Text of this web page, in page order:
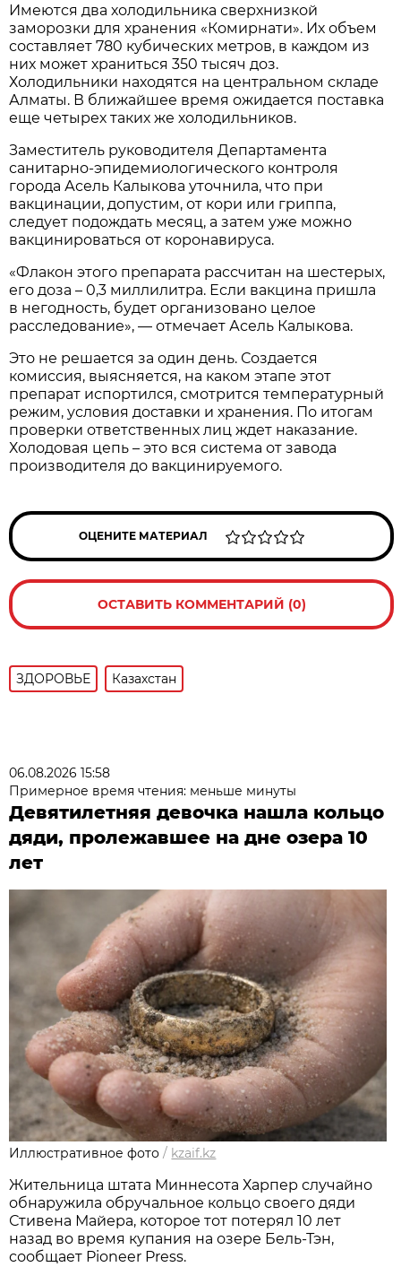
Имеются два холодильника сверхнизкой
заморозки для хранения «Комирнати». Их объем
составляет 780 кубических метров, в каждом из
них может храниться 350 тысяч доз.
Холодильники находятся на центральном складе
Алматы. В ближайшее время ожидается поставка
еще четырех таких же холодильников.
Заместитель руководителя Департамента
санитарно-эпидемиологического контроля
города Асель Калыкова уточнила, что при
вакцинации, допустим, от кори или гриппа,
следует подождать месяц, а затем уже можно
вакцинироваться от коронавируса.
«Флакон этого препарата рассчитан на шестерых,
его доза – 0,3 миллилитра. Если вакцина пришла
в негодность, будет организовано целое
расследование», — отмечает Асель Калыкова.
Это не решается за один день. Создается
комиссия, выясняется, на каком этапе этот
препарат испортился, смотрится температурный
режим, условия доставки и хранения. По итогам
проверки ответственных лиц ждет наказание.
Холодовая цепь – это вся система от завода
производителя до вакцинируемого.
ОЦЕНИТЕ МАТЕРИАЛ
ОСТАВИТЬ КОММЕНТАРИЙ (0)
ЗДОРОВЬЕ Казахстан
06.08.2026 15:58
Примерное время чтения: меньше минуты
Девятилетняя девочка нашла кольцо
дяди, пролежавшее на дне озера 10
лет
Иллюстративное фото / kzaif.kz
Жительница штата Миннесота Харпер случайно
обнаружила обручальное кольцо своего дяди
Стивена Майера, которое тот потерял 10 лет
назад во время купания на озере Бель-Тэн,
сообщает Pioneer Press.